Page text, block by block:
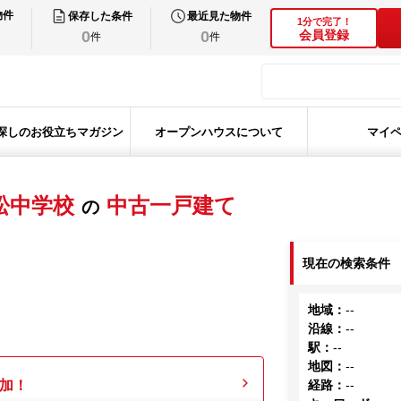
件 保存した条件
0件
最近見た物件
0件
1分で完了！
会員登録
しのお役立ちマガジン オープンハウスについて マイ
中学校 の 中古一戸建て
！
現在の検索条件
地域 ：--
沿線 ：--
駅 ：--
地図 ：--
経路 ：--